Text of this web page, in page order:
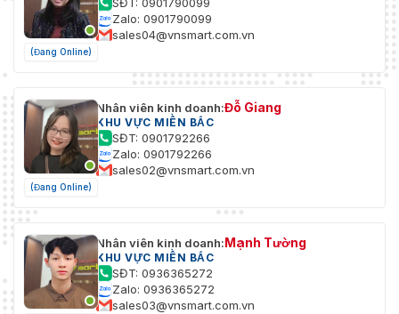
(Đang Online)
Zalo: 0901790099
sales04@vnsmart.com.vn
(Đang Online)
Nhân viên kinh doanh:Đỗ Giang
KHU VỰC MIỀN BẮC
SĐT: 0901792266
Zalo: 0901792266
sales02@vnsmart.com.vn
Nhân viên kinh doanh:Mạnh Tường
KHU VỰC MIỀN BẮC
SĐT: 0936365272
Zalo: 0936365272
sales03@vnsmart.com.vn